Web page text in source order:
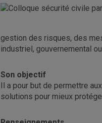
gestion des risques, des
industriel, gouvernemental
Son objectif
Il a pour but de permettre
solutions pour mieux